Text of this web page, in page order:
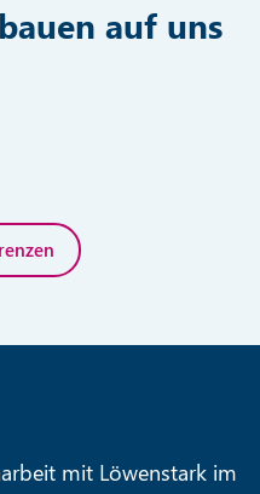
auf uns
mit Löwenstark im